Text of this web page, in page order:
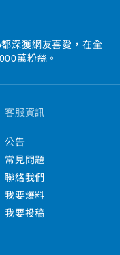
深獲網友喜愛，在全
萬粉絲。
客服資訊
公告
常見問題
聯絡我們
我要爆料
我要投稿